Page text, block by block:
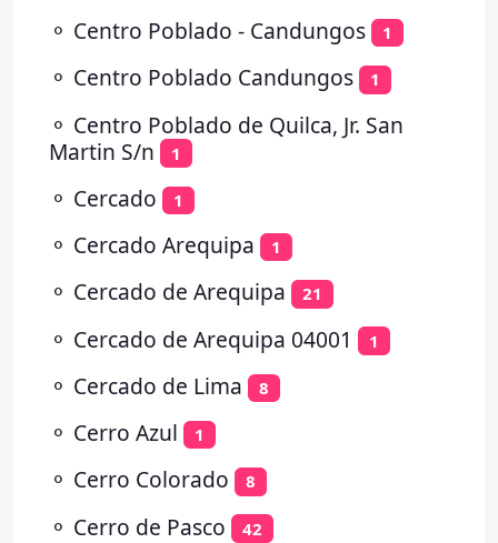
⚬ Centro Poblado - Candungos 1
⚬ Centro Poblado Candungos 1
⚬ Centro Poblado de Quilca, Jr. San
Martin S/n
1
⚬ Cercado 1
⚬ Cercado Arequipa 1
⚬ Cercado de Arequipa 21
⚬ Cercado de Arequipa 04001 1
⚬ Cercado de Lima 8
⚬ Cerro Azul 1
⚬ Cerro Colorado 8
⚬ Cerro de Pasco 42